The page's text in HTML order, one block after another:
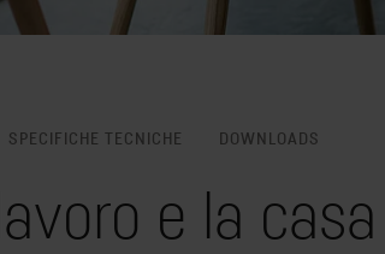
SPECIFICHE TECNICHE DOWNLOADS
e la casa